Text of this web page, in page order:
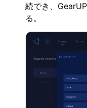
続でき、
る。